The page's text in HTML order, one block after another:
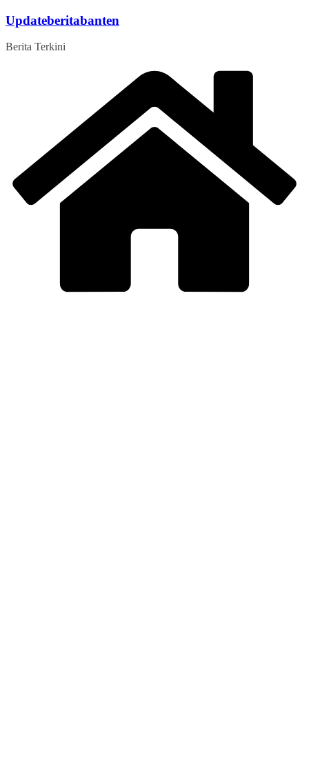
Skip
content
Updateberitabanten
Berita Terkini